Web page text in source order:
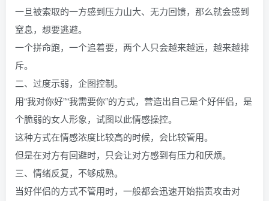
一旦被索取的一方感到压力山大、无力回馈，那么就会感到
窒息，想要逃避。
一个拼命跑，一个追着要，两个人只会越来越远，越来越排
斥。
二、过度示弱，企图控制。
用“我对你好”“我需要你”的方式，营造出自己是个好伴侣，是
个脆弱的女人形象，试图以此情感操控。
这种方式在情感浓度比较高的时候，会比较管用。
但是在对方有回避时，只会让对方感到有压力和厌烦。
三、情绪反复，不够成熟。
当好伴侣的方式不管用时，一般都会迅速开始指责攻击对